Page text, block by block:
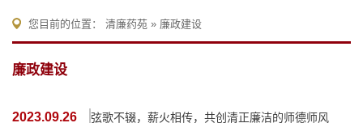
您目前的位置： 清廉药苑 » 廉政建设
廉政建设
2023.09.26
弦歌不辍，薪火相传，共创清正廉洁的师德师风